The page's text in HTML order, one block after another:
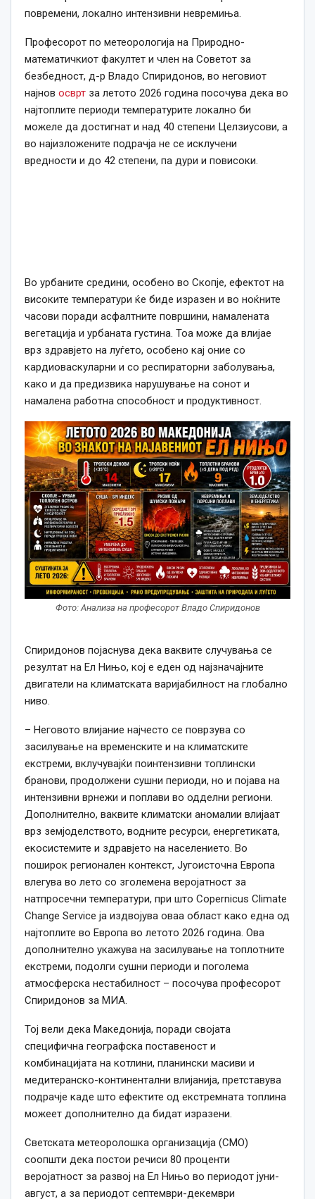
повремени, локално интензивни невремиња.
Професорот по метеорологија на Природно-
математичкиот факултет и член на Советот за
безбедност, д-р Владо Спиридонов, во неговиот
најнов осврт за летото 2026 година посочува дека во
најтоплите периоди температурите локално би
можеле да достигнат и над 40 степени Целзиусови, а
во најизложените подрачја не се исклучени
вредности и до 42 степени, па дури и повисоки.
Во урбаните средини, особено во Скопје, ефектот на
високите температури ќе биде изразен и во ноќните
часови поради асфалтните површини, намалената
вегетација и урбаната густина. Тоа може да влијае
врз здравјето на луѓето, особено кај оние со
кардиоваскуларни и со респираторни заболувања,
како и да предизвика нарушување на сонот и
намалена работна способност и продуктивност.
Фото: Анализа на професорот Владо Спиридонов
Спиридонов појаснува дека ваквите случувања се
резултат на Ел Нињо, кој е еден од најзначајните
двигатели на климатската варијабилност на глобално
ниво.
– Неговото влијание најчесто се поврзува со
засилување на временските и на климатските
екстреми, вклучувајќи поинтензивни топлински
бранови, продолжени сушни периоди, но и појава на
интензивни врнежи и поплави во одделни региони.
Дополнително, ваквите климатски аномалии влијаат
врз земјоделството, водните ресурси, енергетиката,
екосистемите и здравјето на населението. Во
поширок регионален контекст, Југоисточна Европа
влегува во лето со зголемена веројатност за
натпросечни температури, при што Copernicus Climate
Change Service ја издвојува оваа област како една од
најтоплите во Европа во летото 2026 година. Ова
дополнително укажува на засилување на топлотните
екстреми, подолги сушни периоди и поголема
атмосферска нестабилност – посочува професорот
Спиридонов за МИА.
Тој вели дека Македонија, поради својата
специфична географска поставеност и
комбинацијата на котлини, планински масиви и
медитеранско-континентални влијанија, претставува
подрачје каде што ефектите од екстремната топлина
можеет дополнително да бидат изразени.
Светската метеоролошка организација (СМО)
соопшти дека постои речиси 80 проценти
веројатност за развој на Ел Нињо во периодот јуни-
август, а за периодот септември-декември